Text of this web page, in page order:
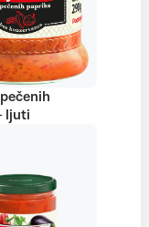
ljuti